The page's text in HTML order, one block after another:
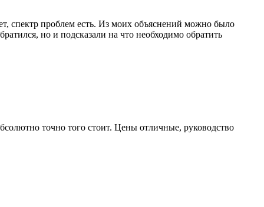
спектр проблем есть. Из моих объяснений можно было
но и подсказали на что необходимо обратить
точно того стоит. Цены отличные, руководство